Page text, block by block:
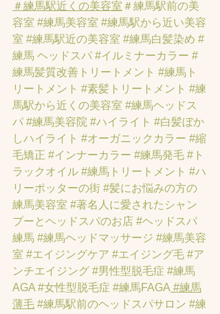
＃練馬駅近くの美容室 ＃練馬駅前の美
容室 #練馬美容室 #練馬駅から近い美容
室 #練馬駅近の美容室 #練馬白髪染め #
練馬 ヘッドスパ #イルミナーカラー #
練馬髪質改善トリートメント #練馬ト
リートメント #素髪トリートメント #練
馬駅から近くの美容室 #練馬ヘッドス
パ #練馬美容院 #ハイライト #白髪ぼか
しハイライト #オーガニックカラー #縮
毛矯正 #インナーカラー #練馬発毛 #ト
ラックオイル #練馬トリートメント #ハ
リーポッターの街 #髪にお悩みの方の
練馬美容室 #著名人に愛されたシャン
プーとヘッドスパのお店 #ヘッドスパ
練馬 #練馬ヘッドマッサージ #練馬美容
室 #エイジングケア #エイジング毛 #ア
ンチエイジング #男性型脱毛症 #練馬
AGA #女性型脱毛症 #練馬FAGA #練馬
薄毛 #練馬駅前のヘッドスパサロン #練